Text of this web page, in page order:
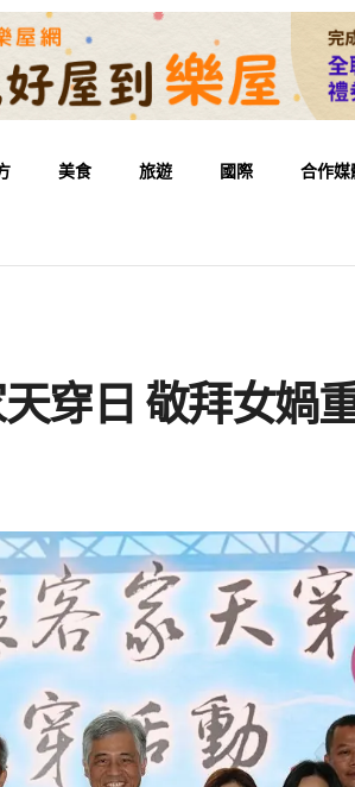
美食 旅遊 國際 合作媒
穿日 敬拜女媧